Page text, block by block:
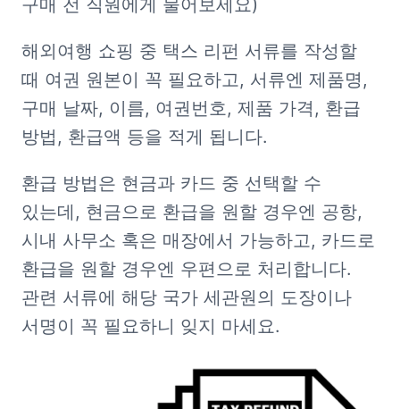
해외여행 쇼핑 중 택스 리펀 서류를 작성할
때 여권 원본이 꼭 필요하고, 서류엔 제품명,
구매 날짜, 이름, 여권번호, 제품 가격, 환급
방법, 환급액 등을 적게 됩니다.
환급 방법은 현금과 카드 중 선택할 수
있는데, 현금으로 환급을 원할 경우엔 공항,
시내 사무소 혹은 매장에서 가능하고, 카드로
환급을 원할 경우엔 우편으로 처리합니다.
관련 서류에 해당 국가 세관원의 도장이나
서명이 꼭 필요하니 잊지 마세요.